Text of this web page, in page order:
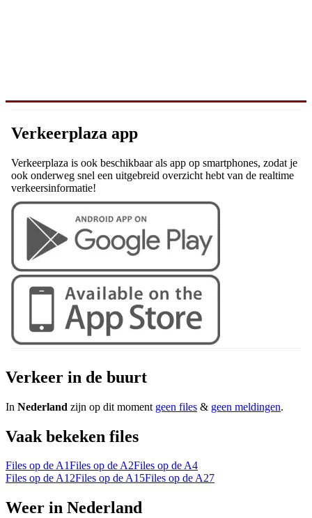
Verkeerplaza app
Verkeerplaza is ook beschikbaar als app op smartphones, zodat je
ook onderweg snel een uitgebreid overzicht hebt van de realtime
verkeersinformatie!
Verkeer in de buurt
In Nederland zijn op dit moment geen files & geen meldingen.
Vaak bekeken files
Files op de A1Files op de A2Files op de A4
Files op de A12Files op de A15Files op de A27
Weer in Nederland